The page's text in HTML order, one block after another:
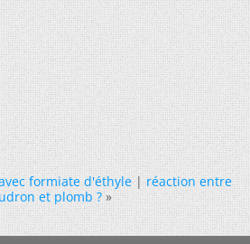
formiate d'éthyle|réaction entre
et plomb ? »